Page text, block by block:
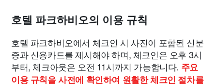
호텔 파크하비오의 이용 규칙
호텔 파크하비오에서 체크인 시 사진이 포함된 신분
증과 신용카드를 제시해야 하며, 체크인은 오후 3시
부터, 체크아웃은 오전 11시까지 가능합니다. 주요
이용 규칙을 사전에 확인하여 원활한 체크인 절차를